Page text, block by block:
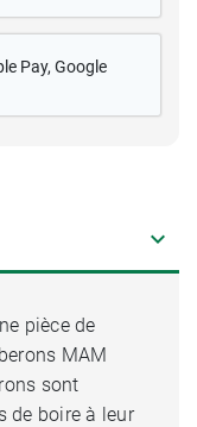
Pay, Google
pièce de
MAM
sont
de boire à leur